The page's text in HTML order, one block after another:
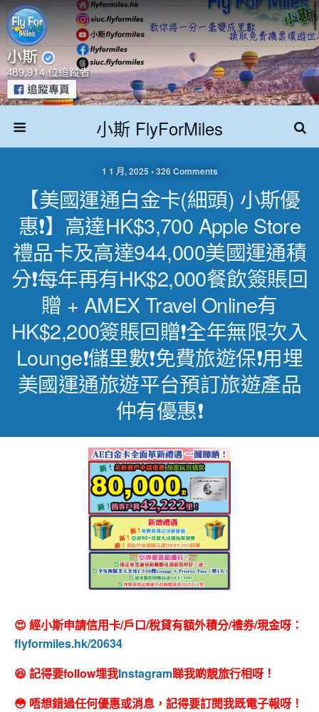
小斯 FlyForMiles
1 1 月, 2025 • 326 Comments
【美國運通白金卡(細頭) 小斯優
惠❗】高達HK$3,700 Apple Store
禮品卡及高達944,000美國運通積
分❗每年再有HK$2,000餐飲簽賬回
贈 + AMEX Travel Online有
HK$2,200簽賬回贈❗全年無限次入
Lounge❗儲里數❗免費旅遊保❗用埋
美國運通旅遊平台預訂旅遊產品
仲有優惠❗
😍 經小斯申請信用卡/戶口/稅貸有額外積分/禮券/現金呀：
flyformiles.hk/20634
😆 記得要follow埋我Instagram睇我啲靚旅行相呀！
😳 唔想錯過任何優惠或消息，記得要訂閱我既電子報呀！